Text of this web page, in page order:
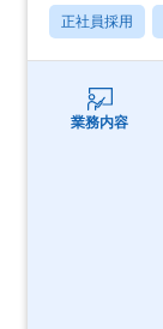
正社員採用
業務内容